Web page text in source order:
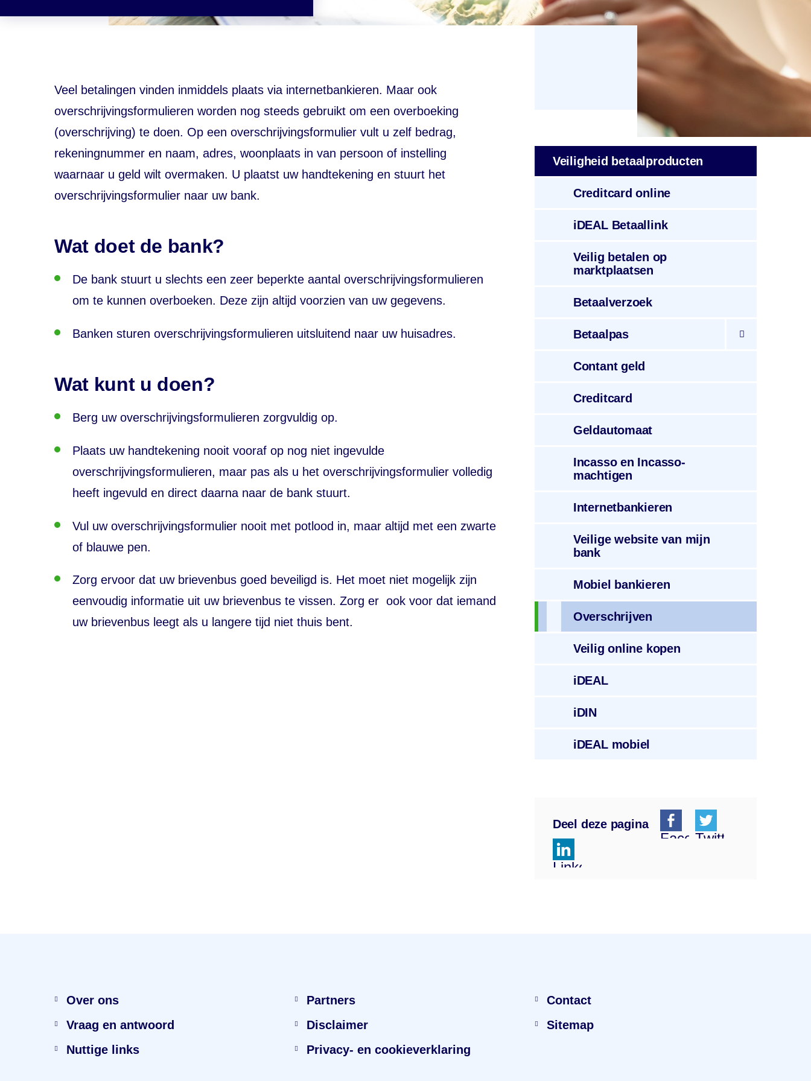
Veel betalingen vinden inmiddels plaats via internetbankieren. Maar ook
overschrijvingsformulieren worden nog steeds gebruikt om een overboeking
(overschrijving) te doen. Op een overschrijvingsformulier vult u zelf bedrag,
rekeningnummer en naam, adres, woonplaats in van persoon of instelling
waarnaar u geld wilt overmaken. U plaatst uw handtekening en stuurt het
overschrijvingsformulier naar uw bank.
Wat doet de bank?
De bank stuurt u slechts een zeer beperkte aantal overschrijvingsformulieren
om te kunnen overboeken. Deze zijn altijd voorzien van uw gegevens.
Banken sturen overschrijvingsformulieren uitsluitend naar uw huisadres.
Wat kunt u doen?
Berg uw overschrijvingsformulieren zorgvuldig op.
Plaats uw handtekening nooit vooraf op nog niet ingevulde
overschrijvingsformulieren, maar pas als u het overschrijvingsformulier volledig
heeft ingevuld en direct daarna naar de bank stuurt.
Vul uw overschrijvingsformulier nooit met potlood in, maar altijd met een zwarte
of blauwe pen.
Zorg ervoor dat uw brievenbus goed beveiligd is. Het moet niet mogelijk zijn
eenvoudig informatie uit uw brievenbus te vissen. Zorg er ook voor dat iemand
uw brievenbus leegt als u langere tijd niet thuis bent.
Veiligheid betaal­producten
Creditcard online
iDEAL Betaallink
Veilig betalen op
marktplaatsen
Betaalverzoek
Betaalpas
Contantgeld
Creditcard
Geldautomaat
Incassoen Incasso­
machtigen
Internetbankieren
Veilige websitevan mijn
bank
Mobiel bankieren
Overschrijven
Veilig online kopen
iDEAL
iDIN
iDEALmobiel
Deel deze pagina
Facebook
Twitter
Linkedin
Over ons
Vraag en antwoord
Nuttige links
Partners
Disclaimer
Privacy- en cookieverklaring
Contact
Sitemap